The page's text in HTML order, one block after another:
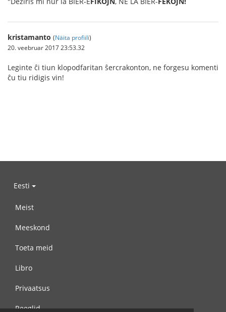
kristamanto (Näita profiili)
20. veebruar 2017 23:53.32
Leginte ĉi tiun klopodfaritan ŝercrakonton, ne forgesu komenti
ĉu tiu ridigis vin!
Eesti
Meist
Meeskond
Toeta meid
Libro
Privaatsus
Reeglid